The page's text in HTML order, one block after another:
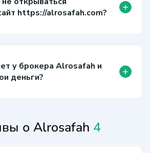
https://alrosafah.com?
+
у брокера Alrosafah и
деньги?
+
о Alrosafah 4